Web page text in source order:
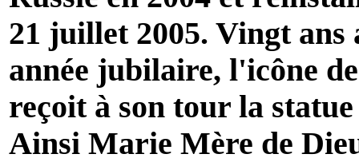
21 juillet 2005. Vingt
année jubilaire, l'icône
reçoit à son tour la
Ainsi Marie Mère de